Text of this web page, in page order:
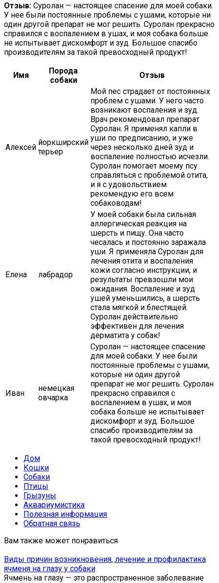
Отзыв: Суролан — настоящее спасение для моей собаки.
У нее были постоянные проблемы с ушами, которые ни
один другой препарат не мог решить. Суролан прекрасно
справился с воспалением в ушах, и моя собака больше
не испытывает дискомфорт и зуд. Большое спасибо
производителям за такой превосходный продукт!
Имя
Порода
собаки
Отзыв
Алексей
йоркширский
терьер
Мой пес страдает от постоянных
проблем с ушами. У него часто
возникают воспаления и зуд.
Врач рекомендовал препарат
Суролан. Я применял капли в
уши по предписанию, и уже
через несколько дней зуд и
воспаление полностью исчезли.
Суролан помогает моему псу
справляться с проблемой отита,
и я с удовольствием
рекомендую его всем
собаководам!
Елена лабрадор
У моей собаки была сильная
аллергическая реакция на
шерсть и пищу. Она часто
чесалась и постоянно заражала
уши. Я применяла Суролан для
лечения отита и воспаления
кожи согласно инструкции, и
результаты превзошли мои
ожидания. Воспаление и зуд
ушей уменьшились, а шерсть
стала мягкой и блестящей.
Суролан действительно
эффективен для лечения
дерматита у собак!
Иван
немецкая
овчарка
Суролан — настоящее спасение
для моей собаки. У нее были
постоянные проблемы с ушами,
которые ни один другой
препарат не мог решить. Суролан
прекрасно справился с
воспалением в ушах, и моя
собака больше не испытывает
дискомфорт и зуд. Большое
спасибо производителям за
такой превосходный продукт!
Дом
Кошки
Собаки
Птицы
Грызуны
Аквариумистика
Полезная информация
Обратная связь
Вам также может понравиться
Виды причин возникновения, лечение и профилактика
ячменя на глазу у собаки
Ячмень на глазу — это распространенное заболевание